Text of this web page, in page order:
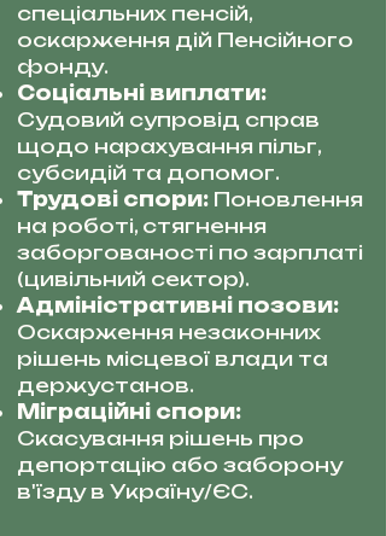
спеціальних пенсій,
оскарження дій Пенсійного
фонду.
Соціальні виплати:
Судовий супровід справ
щодо нарахування пільг,
субсидій та допомог.
Трудові спори: Поновлення
на роботі, стягнення
заборгованості по зарплаті
(цивільний сектор).
Адміністративні позови:
Оскарження незаконних
рішень місцевої влади та
держустанов.
Міграційні спори:
Скасування рішень про
депортацію або заборону
в'їзду в Україну/ЄС.